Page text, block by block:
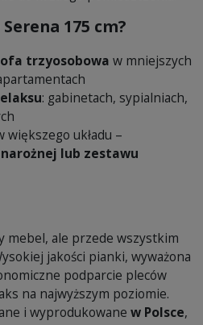
175 cm?
trzyosobowa w mniejszych
: gabinetach, sypialniach,
większego układu –
lub zestawu
mebel, ale przede wszystkim
jakości pianki, wyważona
podparcie pleców
na najwyższym poziomie.
i wyprodukowane w Polsce,